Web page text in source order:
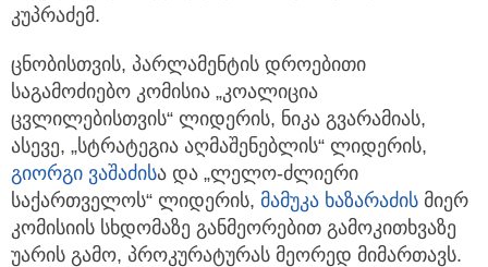
კუპრაძემ.
ცნობისთვის, პარლამენტის დროებითი
საგამოძიებო კომისია „კოალიცია
ცვლილებისთვის“ ლიდერის, ნიკა გვარამიას,
ასევე, „სტრატეგია აღმაშენებლის“ ლიდერის,
გიორგი ვაშაძისა და „ლელო-ძლიერი
საქართველოს“ ლიდერის, მამუკა ხაზარაძის მიერ
კომისიის სხდომაზე განმეორებით გამოკითხვაზე
უარის გამო, პროკურატურას მეორედ მიმართავს.